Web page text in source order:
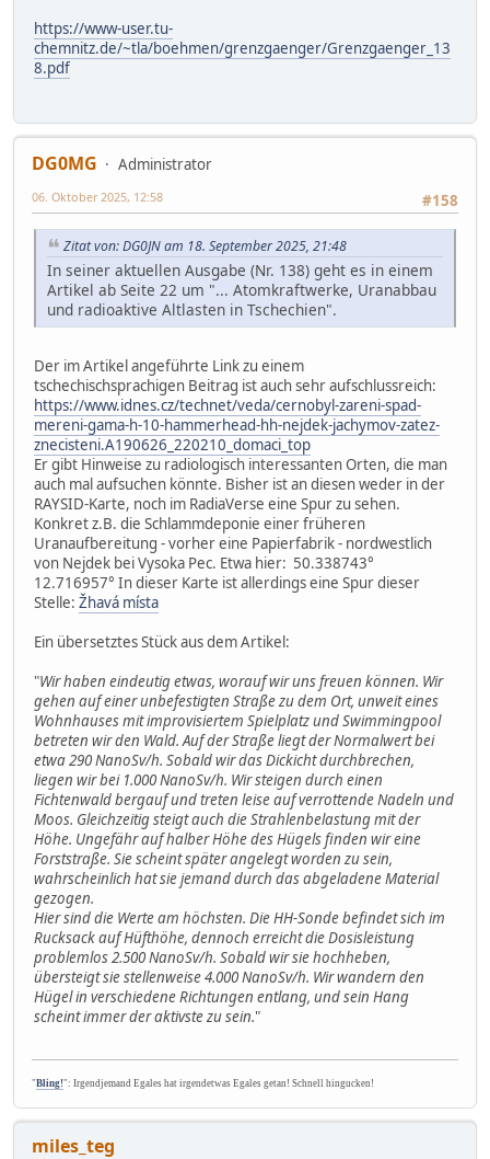
https://www-user.tu-
chemnitz.de/~tla/boehmen/grenzgaenger/Grenzgaenger_13
8.pdf
DG0MG
Administrator
#158
06. Oktober 2025, 12:58
Zitat von: DG0JN am 18. September 2025, 21:48
In seiner aktuellen Ausgabe (Nr. 138) geht es in einem
Artikel ab Seite 22 um "... Atomkraftwerke, Uranabbau
und radioaktive Altlasten in Tschechien".
Der im Artikel angeführte Link zu einem
tschechischsprachigen Beitrag ist auch sehr aufschlussreich:
https://www.idnes.cz/technet/veda/cernobyl-zareni-spad-
mereni-gama-h-10-hammerhead-hh-nejdek-jachymov-zatez-
znecisteni.A190626_220210_domaci_top
Er gibt Hinweise zu radiologisch interessanten Orten, die man
auch mal aufsuchen könnte. Bisher ist an diesen weder in der
RAYSID-Karte, noch im RadiaVerse eine Spur zu sehen.
Konkret z.B. die Schlammdeponie einer früheren
Uranaufbereitung - vorher eine Papierfabrik - nordwestlich
von Nejdek bei Vysoka Pec. Etwa hier: 50.338743°
12.716957° In dieser Karte ist allerdings eine Spur dieser
Stelle: Žhavá místa
Ein übersetztes Stück aus dem Artikel:
"Wir haben eindeutig etwas, worauf wir uns freuen können. Wir
gehen auf einer unbefestigten Straße zu dem Ort, unweit eines
Wohnhauses mit improvisiertem Spielplatz und Swimmingpool
betreten wir den Wald. Auf der Straße liegt der Normalwert bei
etwa 290 NanoSv/h. Sobald wir das Dickicht durchbrechen,
liegen wir bei 1.000 NanoSv/h. Wir steigen durch einen
Fichtenwald bergauf und treten leise auf verrottende Nadeln und
Moos. Gleichzeitig steigt auch die Strahlenbelastung mit der
Höhe. Ungefähr auf halber Höhe des Hügels finden wir eine
Forststraße. Sie scheint später angelegt worden zu sein,
wahrscheinlich hat sie jemand durch das abgeladene Material
gezogen.
Hier sind die Werte am höchsten. Die HH-Sonde befindet sich im
Rucksack auf Hüfthöhe, dennoch erreicht die Dosisleistung
problemlos 2.500 NanoSv/h. Sobald wir sie hochheben,
übersteigt sie stellenweise 4.000 NanoSv/h. Wir wandern den
Hügel in verschiedene Richtungen entlang, und sein Hang
scheint immer der aktivste zu sein."
"Bling!": Irgendjemand Egales hat irgendetwas Egales getan! Schnell hingucken!
miles_teg